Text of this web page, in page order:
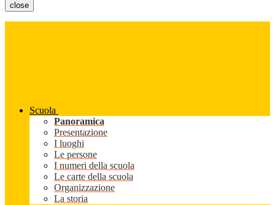
close
Scuola
Panoramica
Presentazione
I luoghi
Le persone
I numeri della scuola
Le carte della scuola
Organizzazione
La storia